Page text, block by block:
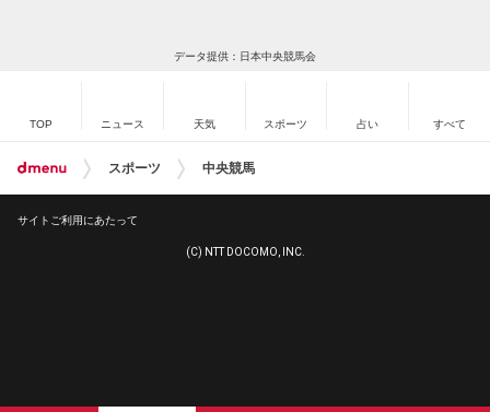
データ提供：日本中央競馬会
TOP ニュース 天気 スポーツ 占い すべて
スポーツ 中央競馬
サイトご利用にあたって
(C) NTT DOCOMO, INC.